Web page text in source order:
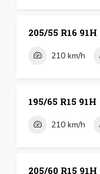
205/55 R16 91H
210 km/h
195/65 R15 91H
210 km/h
205/60 R15 91H